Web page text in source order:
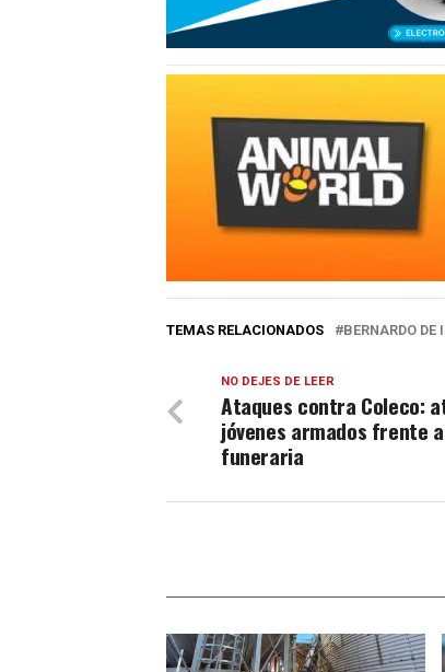
TEMAS RELACIONADOS BERNARDO DE
NO DEJES DE LEER
Ataques contra Coleco:
jóvenes armados frente
funeraria